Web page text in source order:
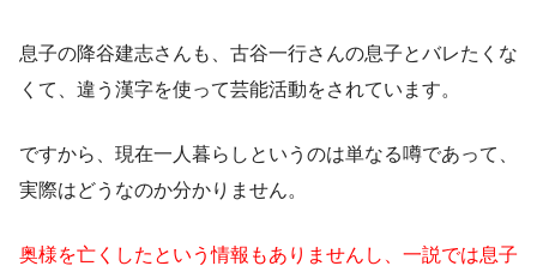
息子の降谷建志さんも、古谷一行さんの息子とバレたくな
くて、違う漢字を使って芸能活動をされています。
ですから、現在一人暮らしというのは単なる噂であって、
実際はどうなのか分かりません。
奥様を亡くしたという情報もありませんし、一説では息子